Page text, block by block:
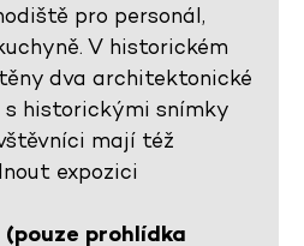
pro personál,
V historickém
dva architektonické
historickými snímky
mají též
expozici
(pouze prohlídka